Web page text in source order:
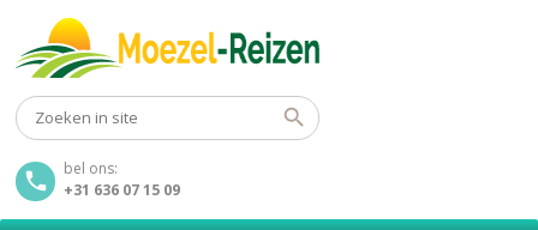
bel ons:
+31 636 07 15 09